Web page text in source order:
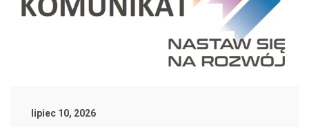
lipiec 10, 2026